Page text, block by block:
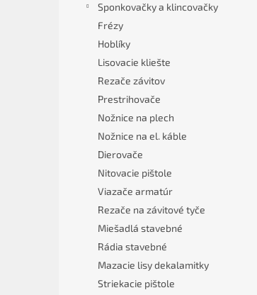
Sponkovačky a klincovačky
Frézy
Hoblíky
Lisovacie kliešte
Rezače závitov
Prestrihovače
Nožnice na plech
Nožnice na el. káble
Dierovače
Nitovacie pištole
Viazače armatúr
Rezače na závitové tyče
Miešadlá stavebné
Rádia stavebné
Mazacie lisy dekalamitky
Striekacie pištole